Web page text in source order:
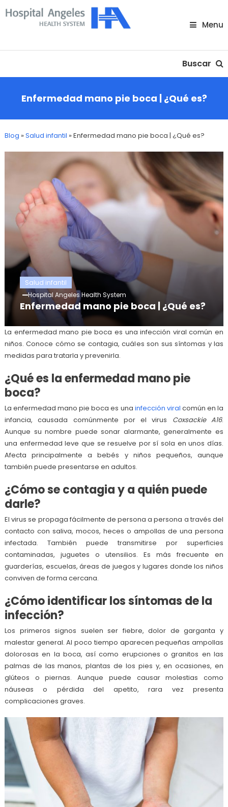
Skip
To
Menu
Buscar
Enfermedad mano pie boca | ¿Qué es?
Blog »Salud infantil »Enfermedad mano pie boca | ¿Qué es?
Salud infantil
Hospital Angeles Health System
Enfermedad mano pie boca | ¿Qué es?
La enfermedad mano pie boca es una infección viral común en
niños. Conoce cómo se contagia, cuáles son sus síntomas y las
medidas para tratarla y prevenirla.
¿Qué es la enfermedad mano pie
boca?
La enfermedad mano pie boca es una infección viral común en la
infancia, causada comúnmente por el virus Coxsackie A16.
Aunque su nombre puede sonar alarmante, generalmente es
una enfermedad leve que se resuelve por sí sola en unos días.
Afecta principalmente a bebés y niños pequeños, aunque
también puede presentarse en adultos.
¿Cómo se contagia y a quién puede
darle?
El virus se propaga fácilmente de persona a persona a través del
contacto con saliva, mocos, heces o ampollas de una persona
infectada. También puede transmitirse por superficies
contaminadas, juguetes o utensilios. Es más frecuente en
guarderías, escuelas, áreas de juegos y lugares donde los niños
conviven de forma cercana.
¿Cómo identificar los síntomas de la
infección?
Los primeros signos suelen ser fiebre, dolor de garganta y
malestar general. Al poco tiempo aparecen pequeñas ampollas
dolorosas en la boca, así como erupciones o granitos en las
palmas de las manos, plantas de los pies y, en ocasiones, en
glúteos o piernas. Aunque puede causar molestias como
náuseas o pérdida del apetito, rara vez presenta
complicaciones graves.